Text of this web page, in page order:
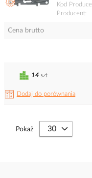
Kod
Producent
Cena brutto
Dodaj do porównania
14 szt
Pokaż